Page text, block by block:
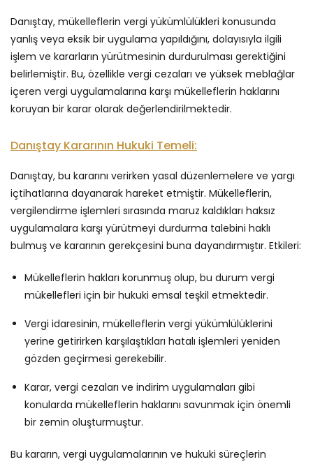
Danıştay, mükelleflerin vergi yükümlülükleri konusunda
yanlış veya eksik bir uygulama yapıldığını, dolayısıyla ilgili
işlem ve kararların yürütmesinin durdurulması gerektiğini
belirlemiştir. Bu, özellikle vergi cezaları ve yüksek meblağlar
içeren vergi uygulamalarına karşı mükelleflerin haklarını
koruyan bir karar olarak değerlendirilmektedir.
Danıştay Kararının Hukuki Temeli:
Danıştay, bu kararını verirken yasal düzenlemelere ve yargı
içtihatlarına dayanarak hareket etmiştir. Mükelleflerin,
vergilendirme işlemleri sırasında maruz kaldıkları haksız
uygulamalara karşı yürütmeyi durdurma talebini haklı
bulmuş ve kararının gerekçesini buna dayandırmıştır. Etkileri:
Mükelleflerin hakları korunmuş olup, bu durum vergi
mükellefleri için bir hukuki emsal teşkil etmektedir.
Vergi idaresinin, mükelleflerin vergi yükümlülüklerini
yerine getirirken karşılaştıkları hatalı işlemleri yeniden
gözden geçirmesi gerekebilir.
Karar, vergi cezaları ve indirim uygulamaları gibi
konularda mükelleflerin haklarını savunmak için önemli
bir zemin oluşturmuştur.
Bu kararın, vergi uygulamalarının ve hukuki süreçlerin